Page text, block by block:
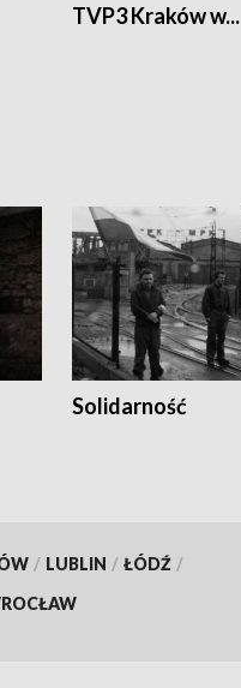
TVP3 Kraków w...
Solidarność
/ LUBLIN / ŁÓDŹ /